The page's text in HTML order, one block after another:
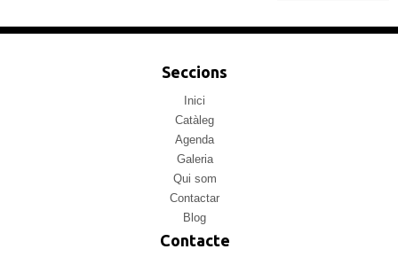
Seccions
Inici
Catàleg
Agenda
Galeria
Qui som
Contactar
Blog
Contacte